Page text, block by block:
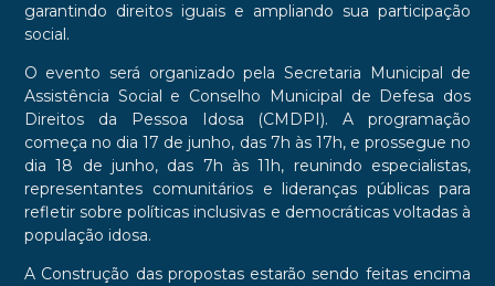
garantindo direitos iguais e ampliando sua participação
social.
O evento será organizado pela Secretaria Municipal de
Assistência Social e Conselho Municipal de Defesa dos
Direitos da Pessoa Idosa (CMDPI). A programação
começa no dia 17 de junho, das 7h às 17h, e prossegue no
dia 18 de junho, das 7h às 11h, reunindo especialistas,
representantes comunitários e lideranças públicas para
refletir sobre políticas inclusivas e democráticas voltadas à
população idosa.
A Construção das propostas estarão sendo feitas encima